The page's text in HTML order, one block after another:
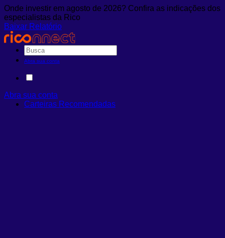
Onde investir em agosto de 2026? Confira as indicações dos
especialistas da Rico
Baixar Relatório
Abra sua conta
Abra sua conta
Carteiras Recomendadas